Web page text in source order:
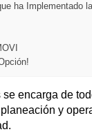
ha Implementado
encarga de
y